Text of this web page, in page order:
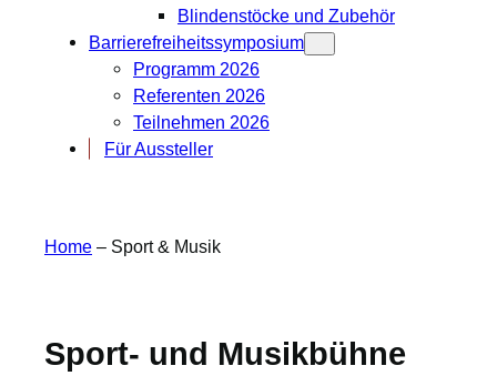
Blindenstöcke und Zubehör
Barrierefreiheitssymposium
Programm 2026
Referenten 2026
Teilnehmen 2026
Für Aussteller
Home – Sport & Musik
Sport- und Musikbühne